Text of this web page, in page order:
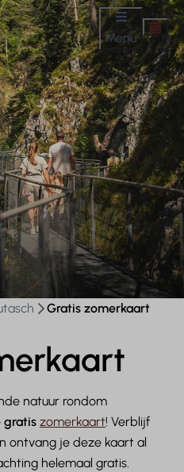
Menu
Gratis zomerkaart
natuur rondom
gratis zomerkaart! Verblijf
ontvang je deze kaart al
helemaal gratis.